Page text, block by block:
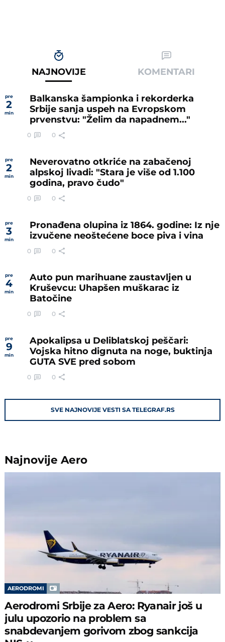
NAJNOVIJE KOMENTARI
pre
2
min
Balkanska šampionka i rekorderka
Srbije sanja uspeh na Evropskom
prvenstvu: "Želim da napadnem..."
0 0
pre
2
min
Neverovatno otkriće na zabačenoj
alpskoj livadi: "Stara je više od 1.100
godina, pravo čudo"
0 0
pre
3
min
Pronađena olupina iz 1864. godine: Iz nje
izvučene neoštećene boce piva i vina
0 0
pre
4
min
Auto pun marihuane zaustavljen u
Kruševcu: Uhapšen muškarac iz
Batočine
0 0
pre
9
min
Apokalipsa u Deliblatskoj peščari:
Vojska hitno dignuta na noge, buktinja
GUTA SVE pred sobom
0 0
SVE NAJNOVIJE VESTI SA TELEGRAF.RS
NajnovijeAero
AERODROMI
Aerodromi Srbije za Aero: Ryanair još u
julu upozorio na problem sa
snabdevanjem gorivom zbog sankcija